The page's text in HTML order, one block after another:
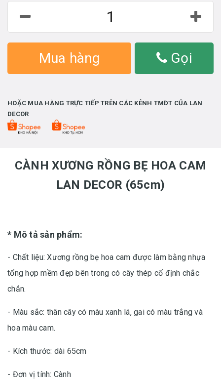
Mua hàng Gọi
HOẶC MUA HÀNG TRỰC TIẾP TRÊN CÁC KÊNH TMĐT CỦA LAN
DECOR
CÀNH XƯƠNG RỒNG BẸ HOA CAM
LAN DECOR (65cm)
* Mô tả sản phẩm:
- Chất liệu: Xương rồng bẹ hoa cam được làm bằng nhựa
tổng hợp mềm đẹp bên trong có cây thép cố định chắc
chắn.
- Màu sắc: thân cây có màu xanh lá, gai có màu trắng và
hoa màu cam.
- Kích thước: dài 65cm
- Đơn vị tính: Cành